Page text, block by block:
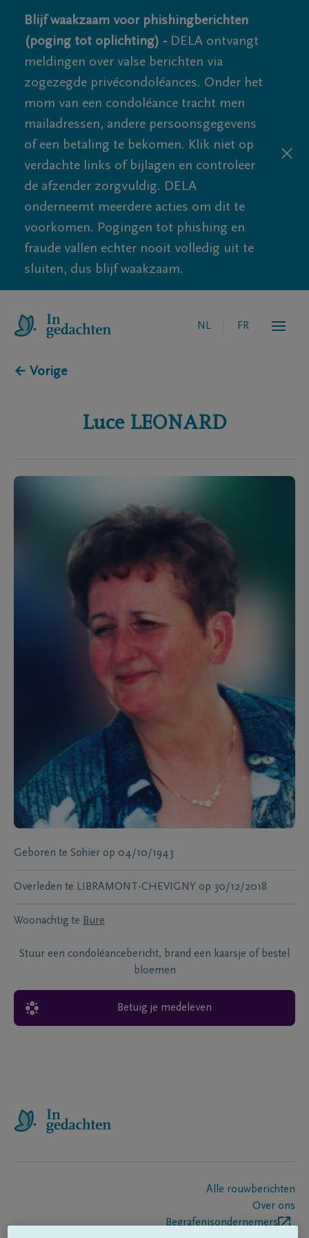
Blijf waakzaam voor phishingberichten
(poging tot oplichting) - DELA ontvangt
meldingen over valse berichten via
zogezegde privécondoléances. Onder het
mom van een condoléance tracht men
mailadressen, andere persoonsgegevens
of een betaling te bekomen. Klik niet op
verdachte links of bijlagen en controleer
de afzender zorgvuldig. DELA
onderneemt meerdere acties om dit te
voorkomen. Pogingen tot phishing en
fraude vallen echter nooit volledig uit te
sluiten, dus blijf waakzaam.
NL FR
← Vorige
Luce LEONARD
Geboren te Sohier op 04/10/1943
Overleden te LIBRAMONT-CHEVIGNY op 30/12/2018
Woonachtig te Bure
Stuur een condoléancebericht, brand een kaarsje of bestel
bloemen
Betuig je medeleven
Alle rouwberichten
Over ons
Begrafenisondernemers